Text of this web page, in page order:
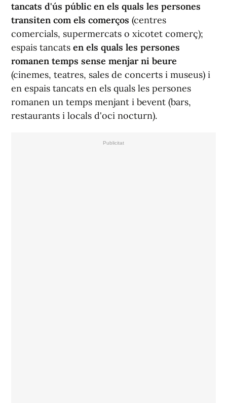
tancats d'ús públic en els quals les persones
transiten com els comerços (centres
comercials, supermercats o xicotet comerç);
espais tancats en els quals les persones
romanen temps sense menjar ni beure
(cinemes, teatres, sales de concerts i museus) i
en espais tancats en els quals les persones
romanen un temps menjant i bevent (bars,
restaurants i locals d'oci nocturn).